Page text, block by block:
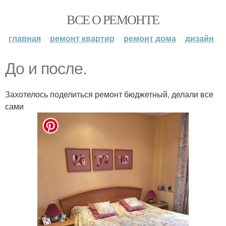
ВСЕ О РЕМОНТЕ
главная ремонт квартир ремонт дома дизайн
До и после.
Захотелось поделиться ремонт бюджетный, делали все
сами